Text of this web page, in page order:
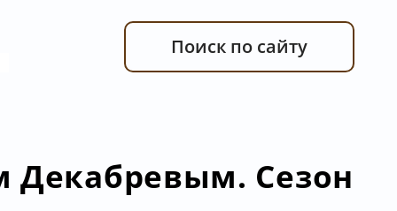
Поиск по сайту
Декабревым. Сезон